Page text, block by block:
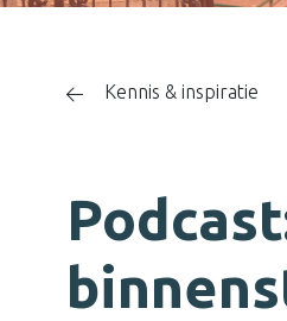
Kennis & inspiratie